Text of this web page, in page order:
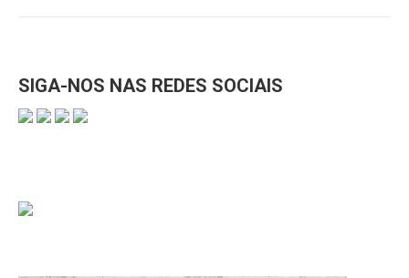
SIGA-NOS NAS REDES SOCIAIS